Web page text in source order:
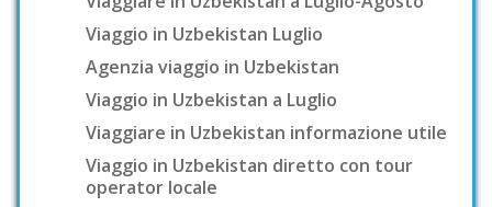
Viaggio in Uzbekistan Luglio
Agenzia viaggio in Uzbekistan
Viaggio in Uzbekistan a Luglio
Viaggiare in Uzbekistan informazione utile
Viaggio in Uzbekistan diretto con tour
operator locale